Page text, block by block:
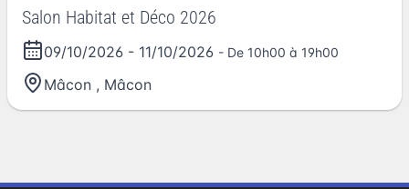
Salon Habitat et Déco 2026
09/10/2026 - 11/10/2026 - De 10h00 à 19h00
Mâcon , Mâcon